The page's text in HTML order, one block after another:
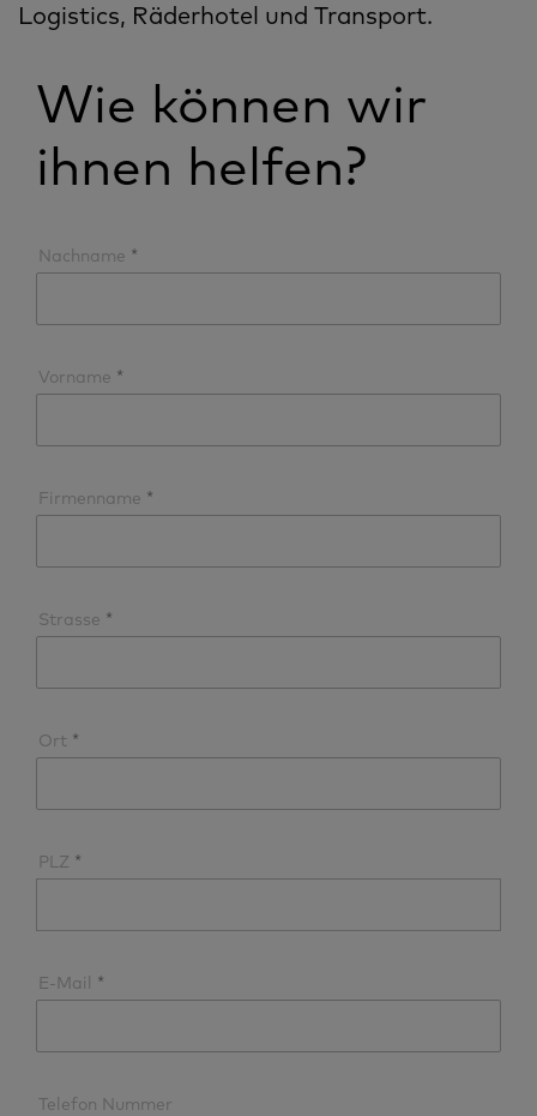
Logistics, Räderhotel und Transport.
Wie können wir
ihnen helfen?
Nachname
Vorname
Firmenname
Strasse
Ort
PLZ
E-Mail
Telefon Nummer